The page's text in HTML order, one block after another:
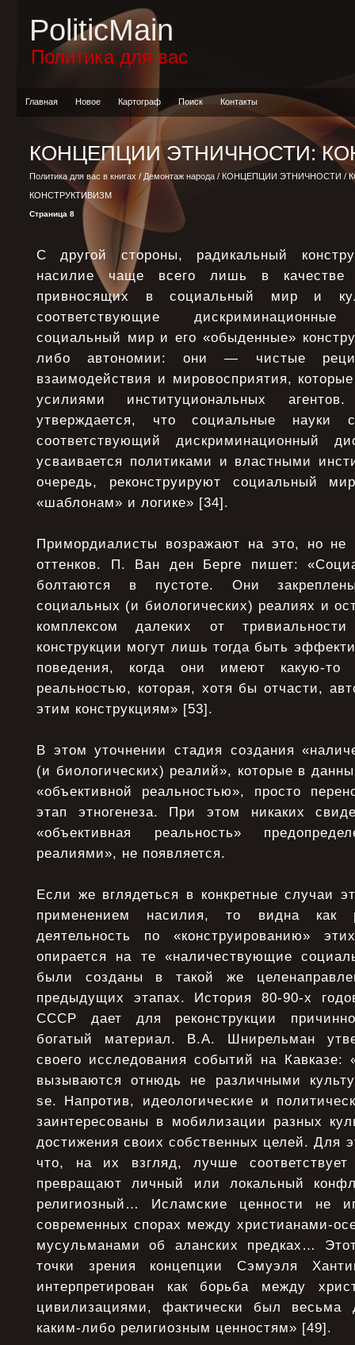
PoliticMain
Политика для вас
Главная Новое Картограф Поиск Контакты
КОНЦЕПЦИИ ЭТНИЧНОСТИ:
Политика для вас в книгах / Демонтаж народа/КОНЦЕПЦИИ ЭТНИЧНОСТИ /
КОНСТРУКТИВИЗМ
Страница 8
С другой стороны, радикальный
насилие чаще всего лишь в качестве
привносящих в социальный мир и
соответствующие
социальный мир и его «обыденные»
либо автономии: они — чистые
взаимодействия и мировосприятия,
усилиями институциональных
утверждается, что социальные
соответствующий дискриминационный
усваивается политиками и властными
очередь, реконструируют социальный
«шаблонам» и логике» [34].
Примордиалисты возражают на это, но не
оттенков. П. Ван ден Берге пишет:
болтаются в пустоте. Они
социальных (и биологических) реалиях и
комплексом далеких от
конструкции могут лишь тогда быть
поведения, когда они имеют какую-то
реальностью, которая, хотя бы отчасти,
этим конструкциям» [53].
В этом уточнении стадия создания
(и биологических) реалий», которые в
«объективной реальностью», просто
этап этногенеза. При этом никаких
«объективная реальность»
реалиями», не появляется.
Если же вглядеться в конкретные случаи
применением насилия, то видна как
деятельность по «конструированию»
опирается на те «наличествующие
были созданы в такой же
предыдущих этапах. История 80-90-х
СССР дает для реконструкции
богатый материал. В.А. Шнирельман
своего исследования событий на Кавказе:
вызываются отнюдь не различными
se. Напротив, идеологические и
заинтересованы в мобилизации разных
достижения своих собственных целей. Для
что, на их взгляд, лучше
превращают личный или локальный
религиозный… Исламские ценности не
современных спорах между христианами-
мусульманами об аланских предках…
точки зрения концепции Сэмуэля
интерпретирован как борьба между
цивилизациями, фактически был весьма
каким-либо религиозным ценностям» [49].